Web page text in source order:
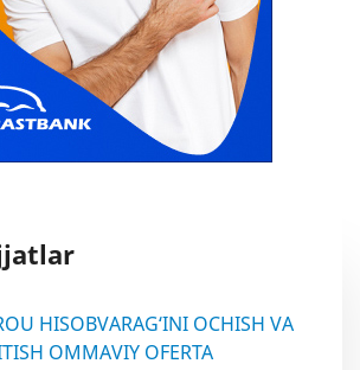
HISOBVARAG‘INI OCHISH VA
OMMAVIY OFERTA